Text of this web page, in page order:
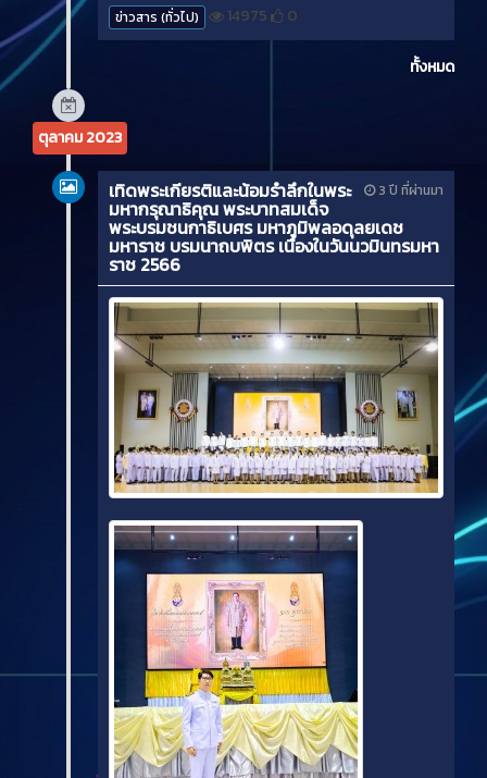
ข่าวสาร (ทั่วไป) 14975 0
ทั้งหมด
ตุลาคม 2023
3 ปี ที่ผ่านมา
เทิดพระเกียรติและน้อมรำลึกในพระ
มหากรุณาธิคุณ พระบาทสมเด็จ
พระบรมชนกาธิเบศร มหาภูมิพลอดุลยเดช
มหาราช บรมนาถบพิตร เนื่องในวันนวมินทรมหา
ราช 2566